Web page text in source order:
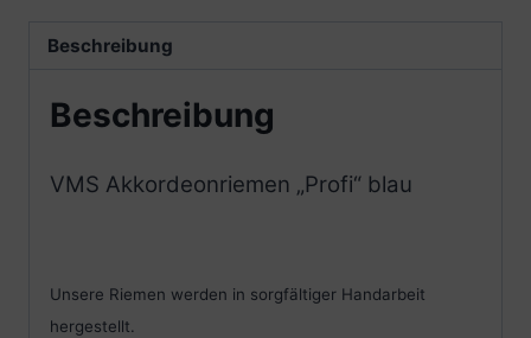
Beschreibung
Beschreibung
VMS Akkordeonriemen „Profi“ blau
Unsere Riemen werden in sorgfältiger Handarbeit
hergestellt.